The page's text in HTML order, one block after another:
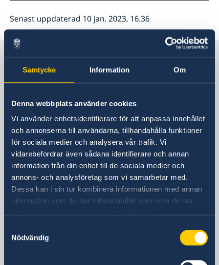
Samtycke Information Om
Denna webbplats använder cookies
Vi använder enhetsidentifierare för att anpassa innehållet
och annonserna till användarna, tillhandahålla funktioner
för sociala medier och analysera vår trafik. Vi
vidarebefordrar även sådana identifierare och annan
information från din enhet till de sociala medier och
annons- och analysföretag som vi samarbetar med.
Dessa kan i sin tur kombinera informationen med annan
information som du har tillhandahållit eller som de har
Nödvändig
Senast uppdaterad 10 jan. 2023, 16.36
Sverige i Bogotá
SVERIGES AMBASSAD
Besöksadress
Calle 72A No. 5-83, piso 8
Edificio Avenida Chile
Bogotá, D. C.
Postadress
Embajada de Suecia
Calle 72A No. 5-83, piso 8
Edificio Avenida Chile
Código postal 110231
Apartado Postal 52966